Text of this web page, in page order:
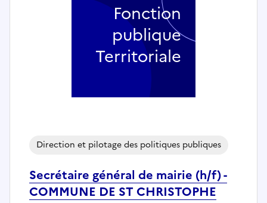
Secrétaire général de mairie (h/f) -
COMMUNE DE ST CHRISTOPHE
Direction et pilotage des politiques publiques
Fonction
publique
Territoriale